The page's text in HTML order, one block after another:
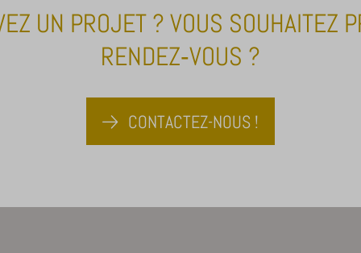
UN PROJET ? VOUS SOUHAITEZ
RENDEZ‑VOUS ?
CONTACTEZ-NOUS !